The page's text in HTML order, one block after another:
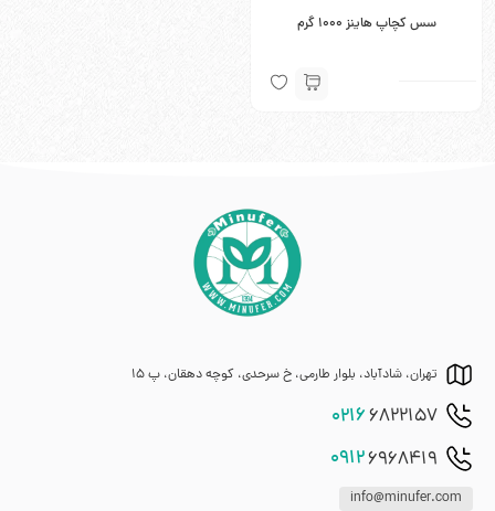
سس کچاپ هاینز 1000 گرم
تهران، شادآباد، بلوار طارمی، خ سرحدی، کوچه دهقان، پ 15
02166822157
09126968419
info@minufer.com